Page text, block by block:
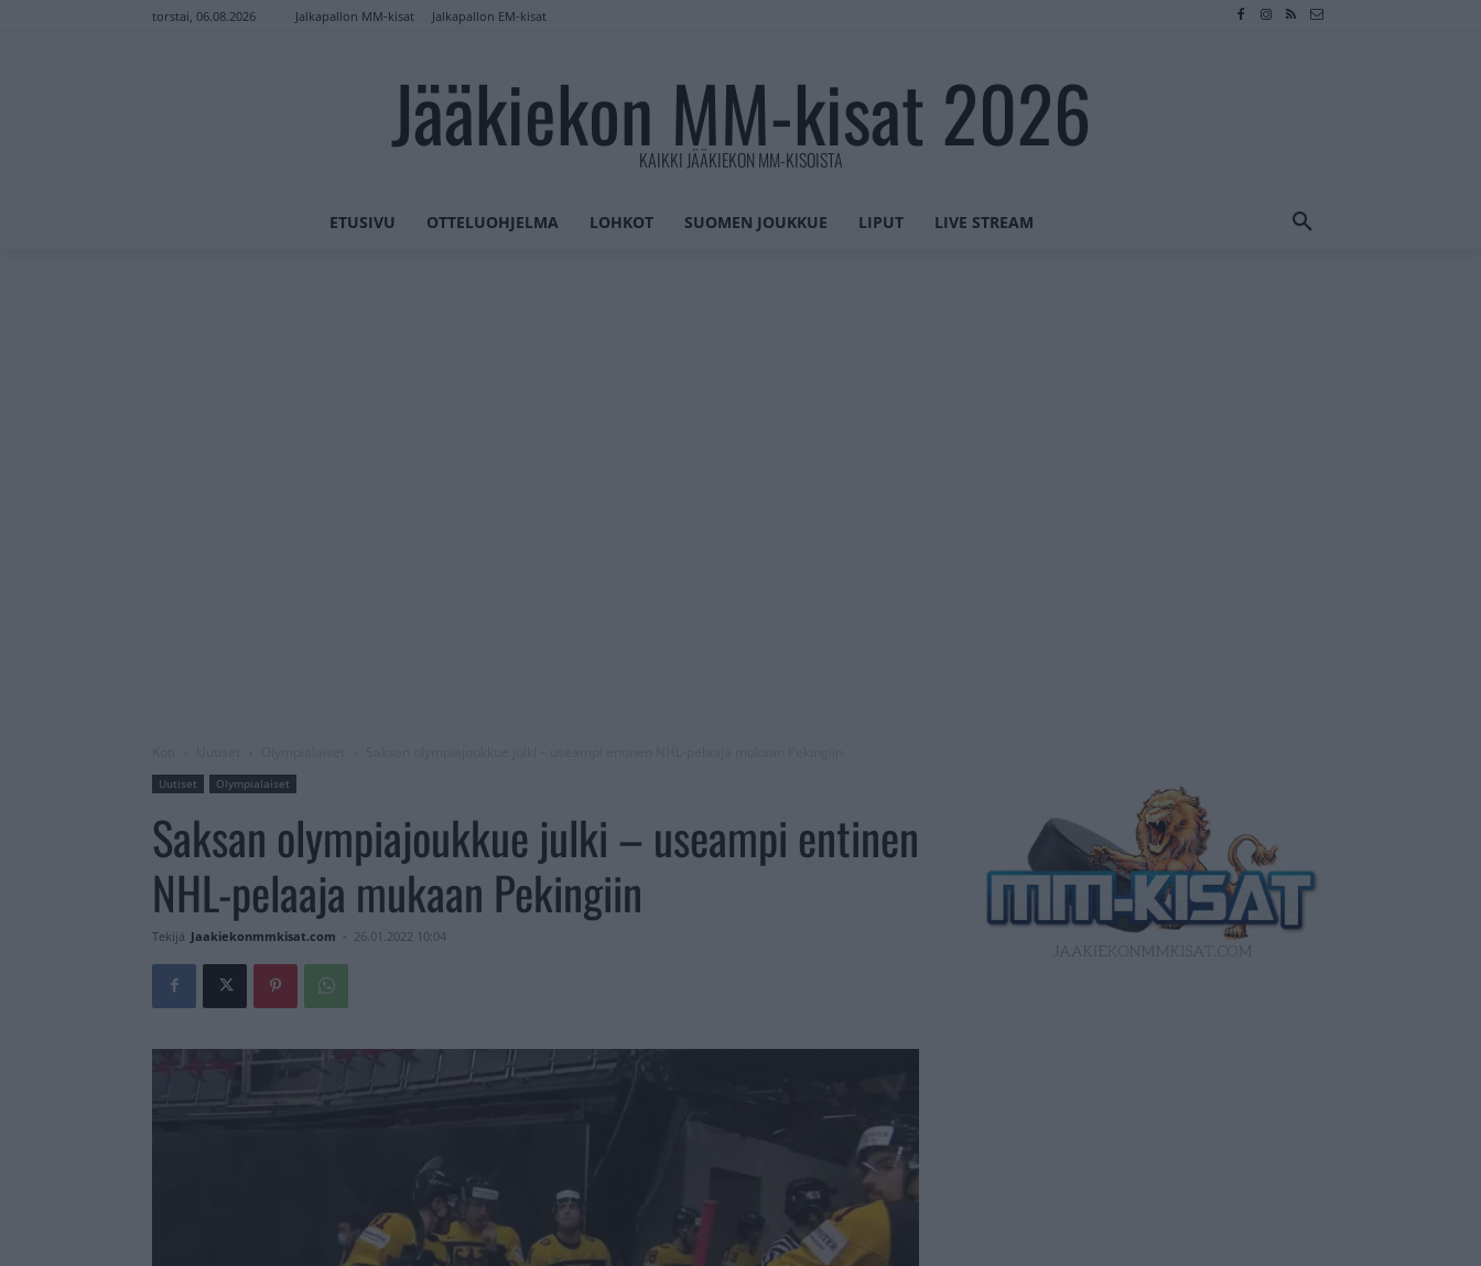
torstai, 06.08.2026 Jalkapallon MM-kisat Jalkapallon EM-kisat
Jääkiekon MM-kisat 2026
KAIKKI JÄÄKIEKON MM-KISOISTA
ETUSIVU OTTELUOHJELMA LOHKOT SUOMEN JOUKKUE LIPUT LIVE STREAM
Uutiset Olympialaiset
Saksan olympiajoukkue julki – useampi entinen
NHL-pelaaja mukaan Pekingiin
Tekijä Jaakiekonmmkisat.com - 26.01.2022 10:04